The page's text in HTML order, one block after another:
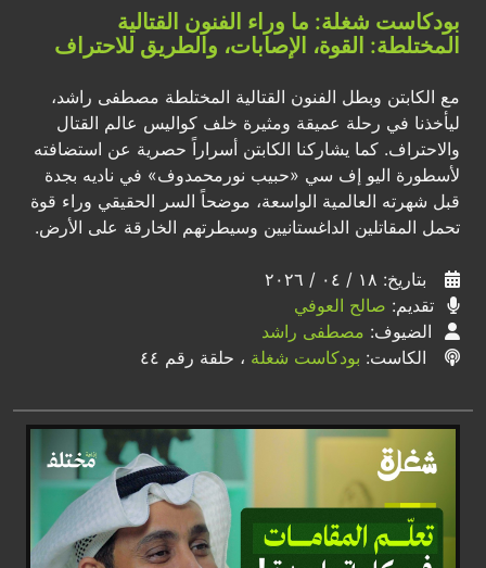
بودكاست شغلة: ما وراء الفنون القتالية
المختلطة: القوة، الإصابات، والطريق للاحتراف
مع الكابتن وبطل الفنون القتالية المختلطة مصطفى راشد،
ليأخذنا في رحلة عميقة ومثيرة خلف كواليس عالم القتال
والاحتراف. كما يشاركنا الكابتن أسراراً حصرية عن استضافته
لأسطورة اليو إف سي «حبيب نورمحمدوف» في ناديه بجدة
قبل شهرته العالمية الواسعة، موضحاً السر الحقيقي وراء قوة
تحمل المقاتلين الداغستانيين وسيطرتهم الخارقة على الأرض.
بتاريخ: ١٨ / ٠٤ / ٢٠٢٦
تقديم: صالح العوفي
الضيوف: مصطفى راشد
الكاست: بودكاست شغلة ، حلقة رقم ٤٤